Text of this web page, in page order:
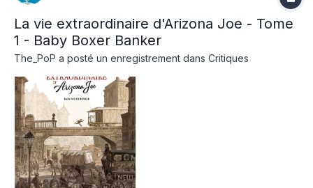
La vie extraordinaire d'Arizona Joe - Tome
1 - Baby Boxer Banker
The_PoP a posté un enregistrement dans Critiques